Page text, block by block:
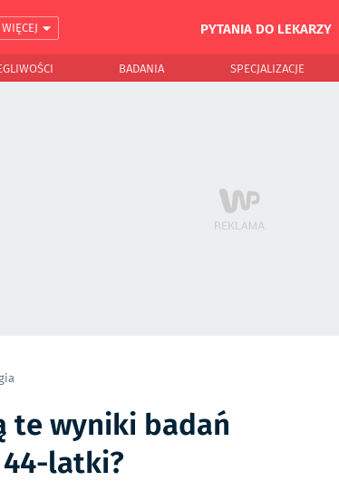
WIĘCEJ PYTANIA DO LEKARZY
BADANIA SPECJALIZACJE
te wyniki badań
latki?